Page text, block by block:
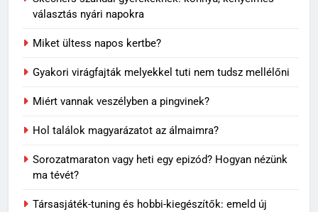
választás nyári napokra
Miket ültess napos kertbe?
Gyakori virágfajták melyekkel tuti nem tudsz mellélőni
Miért vannak veszélyben a pingvinek?
Hol találok magyarázatot az álmaimra?
Sorozatmaraton vagy heti egy epizód? Hogyan nézünk
ma tévét?
Társasjáték-tuning és hobbi-kiegészítők: emeld új
Visszatérő álmok: miért jelenhet
újra?
MINDENNAPOK